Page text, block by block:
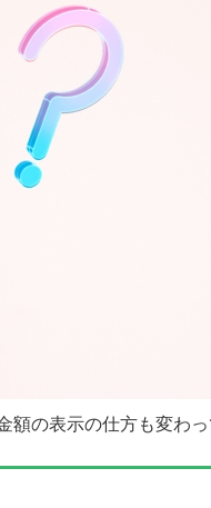
の表示の仕方も変わっ